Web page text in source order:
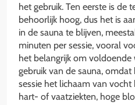
het gebruik. Ten eerste is de
behoorlijk hoog, dus het is
in de sauna te blijven,
minuten per sessie, vooral
het belangrijk om
gebruik van de sauna,
sessie het lichaam van
hart- of vaatziekten, hoge